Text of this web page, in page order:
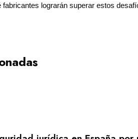
fabricantes lograrán superar